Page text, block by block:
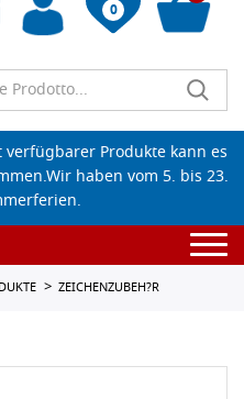
0
leeren
Produkte kann es
haben vom 5. bis 23.
ZEICHENZUBEH?R